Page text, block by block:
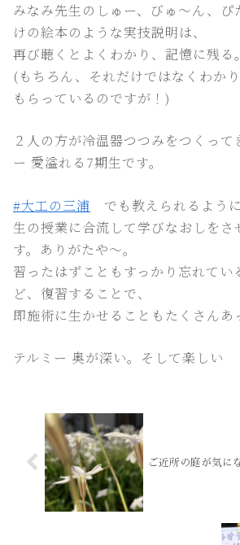
みなみ先生のしゅー、びゅ〜ん、
けの絵本のような実技説明は、
再び聴くとよくわかり、記憶に残る。
(もちろん、それだけではなくわか
もらっているのですが！)
２人の方が冷温器つつみをつくって
ー 愛溢れる7期生です。
#大工の三浦 でも教えられるよう
生の授業に合流して学びなおしをさ
す。ありがたや〜。
習ったはずこともすっかり忘れてい
ど、復習することで、
即施術に生かせることもたくさんあ
テルミー 奥が深い。そして楽しい
ご近所の庭が気に